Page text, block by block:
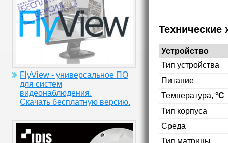
FlyView - универсальное ПО
для систем
видеонаблюдения.
Скачать бесплатную версию.
Технические
Устройство
Тип устройства
Питание
Температура, °C
Тип корпуса
Среда
Тип матрицы